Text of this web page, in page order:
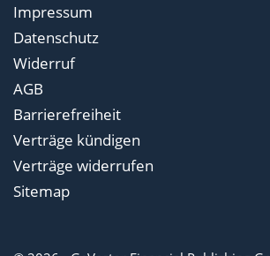
Impressum
Datenschutz
Widerruf
AGB
Barrierefreiheit
Verträge kündigen
Verträge widerrufen
Sitemap